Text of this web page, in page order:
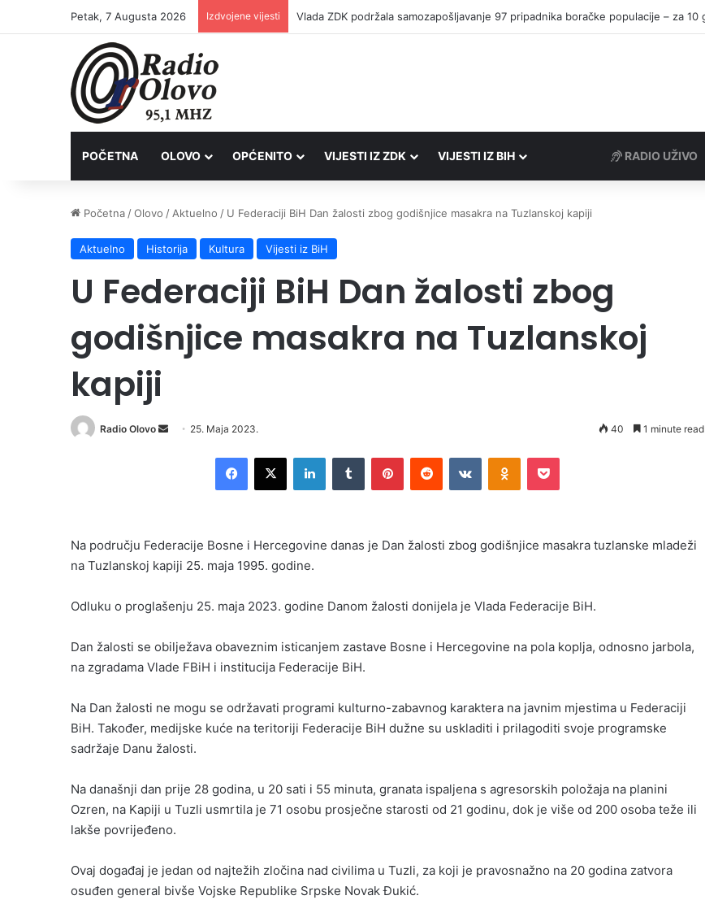
Petak, 7 Augusta 2026 Izdvojene vijesti
POČETNA OLOVO OPĆENITO VIJESTI IZ ZDK VIJESTI IZ BIH RADIO UŽIVO
Početna /Olovo / Aktuelno / U Federaciji BiH Dan žalosti zbog godišnjice masakra na Tuzlanskoj kapiji
Aktuelno Historija Kultura Vijesti iz BiH
U Federaciji BiH Dan žalosti zbog
godišnjice masakra na Tuzlanskoj
kapiji
Radio Olovo
Send 25. Maja 2023. 40 1 minute read
Facebook
X LinkedInTumblr PinterestReddit VKontakteOdnoklassniki
Pocket
Na području Federacije Bosne i Hercegovine danas je Dan žalosti zbog godišnjice masakra tuzlanske mladeži
na Tuzlanskoj kapiji 25. maja 1995. godine.
Odluku o proglašenju 25. maja 2023. godine Danom žalosti donijela je Vlada Federacije BiH.
Dan žalosti se obilježava obaveznim isticanjem zastave Bosne i Hercegovine na pola koplja, odnosno jarbola,
na zgradama Vlade FBiH i institucija Federacije BiH.
Na Dan žalosti ne mogu se održavati programi kulturno-zabavnog karaktera na javnim mjestima u Federaciji
BiH. Također, medijske kuće na teritoriji Federacije BiH dužne su uskladiti i prilagoditi svoje programske
sadržaje Danu žalosti.
Na današnji dan prije 28 godina, u 20 sati i 55 minuta, granata ispaljena s agresorskih položaja na planini
Ozren, na Kapiji u Tuzli usmrtila je 71 osobu prosječne starosti od 21 godinu, dok je više od 200 osoba teže ili
lakše povrijeđeno.
Ovaj događaj je jedan od najtežih zločina nad civilima u Tuzli, za koji je pravosnažno na 20 godina zatvora
osuđen general bivše Vojske Republike Srpske Novak Đukić.